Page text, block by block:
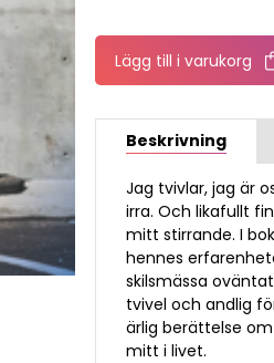
Lägg till i varukorg
Beskrivning
Jag tvivlar, jag är
irra. Och likafullt
mitt stirrande. I
hennes
skilsmässa
tvivel och andlig
ärlig berättelse
mitt i livet.